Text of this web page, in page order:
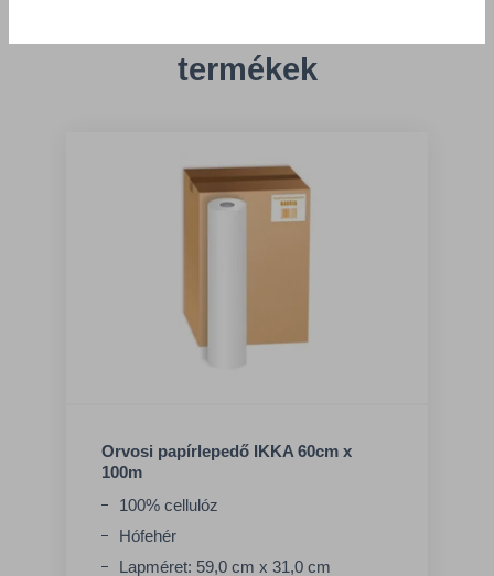
termékek
Orvosi papírlepedő IKKA 60cm x
100m
100% cellulóz
Hófehér
Lapméret: 59,0 cm x 31,0 cm